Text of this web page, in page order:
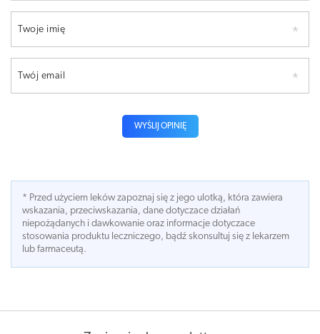
Twoje imię
Twój email
WYŚLIJ OPINIĘ
* Przed użyciem leków zapoznaj się z jego ulotką, która zawiera
wskazania, przeciwskazania, dane dotyczace działań
niepożądanych i dawkowanie oraz informacje dotyczace
stosowania produktu leczniczego, bądź skonsultuj się z lekarzem
lub farmaceutą.